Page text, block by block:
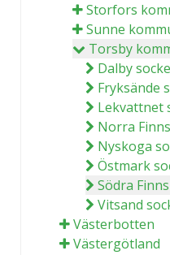
Storfors
Sunne
Torsby
Dalby
Fryksände
Lekvattnet
Norra
Nyskoga
Östmark
Södra
Vitsand
Västerbotten
Västergötland